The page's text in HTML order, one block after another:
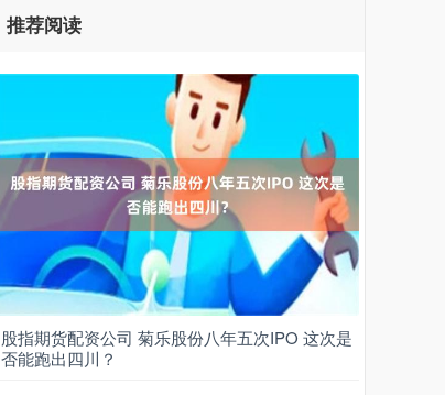
推荐阅读
股指期货配资公司 菊乐股份八年五次IPO 这次是
否能跑出四川？